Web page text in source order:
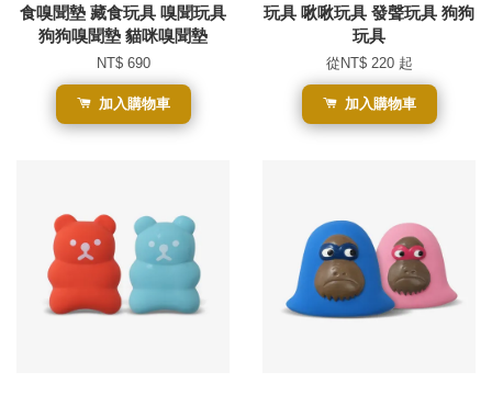
食嗅聞墊 藏食玩具 嗅聞玩具
狗狗嗅聞墊 貓咪嗅聞墊
NT$ 690
加入購物車
玩具 啾啾玩具 發聲玩具 狗狗
玩具
從NT$ 220 起
加入購物車